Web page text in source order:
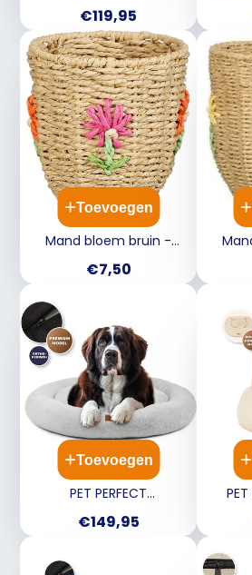
Hondenmand - Grijs - 100
cm
Prijs
€119,95
Toevoegen
Mand bloem bruin -
Prijs
€7,50
Toevoegen
PET PERFECT
Hondenmand - Grijs - 120
Prijs
€149,95